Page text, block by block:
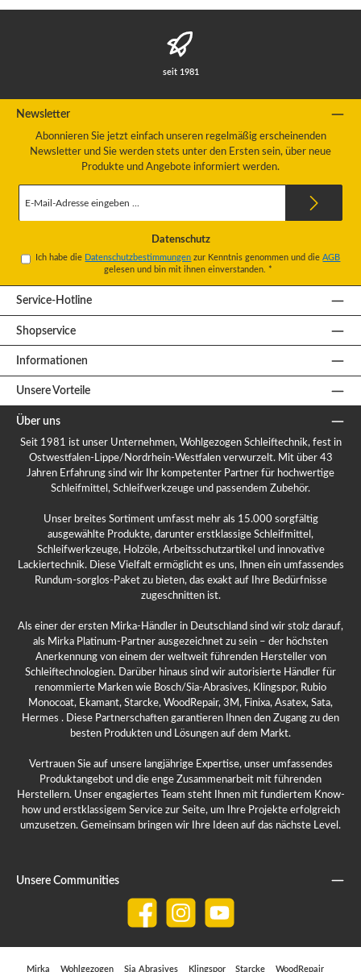
seit 1981
Newsletter
Abonnieren Sie jetzt einfach unseren regelmäßig erscheinenden
Newsletter und Sie werden stets unter den Ersten sein, über neue
Produkte und Angebote informiert werden.
Mail-
Datenschutz
Ich habe die Datenschutzbestimmungen zur Kenntnis genommen und dieAGB
gelesen und bin mit ihnen einverstanden. *
Service-Hotline
Shopservice
Informationen
Unsere Vorteile
Über uns
Seit 1981 ist unser Unternehmen, Wohlgezogen Schleiftechnik, fest in
Ostwestfalen-Lippe/Nordrhein-Westfalen verwurzelt. Mit über 43
Jahren Erfahrung sind wir Ihr kompetenter Partner für hochwertige
Schleifmittel, Schleifwerkzeuge und passendem Zubehör.
Unser breites Sortiment umfasst mehr als 15.000 sorgfältig
ausgewählte Produkte, darunter erstklassige Schleifmittel,
Schleifwerkzeuge, Holzöle, Arbeitsschutzartikel und innovative
Lackiertechnik. Diese Vielfalt ermöglicht es uns, Ihnen ein umfassendes
Rundum-sorglos-Paket zu bieten, das exakt auf Ihre Bedürfnisse
zugeschnitten ist.
Als einer der ersten Mirka-Händler in Deutschland sind wir stolz darauf,
als Mirka Platinum-Partner ausgezeichnet zu sein – der höchsten
Anerkennung von einem der weltweit führenden Hersteller von
Schleiftechnologien. Darüber hinaus sind wir autorisierte Händler für
renommierte Marken wie Bosch/Sia-Abrasives, Klingspor, Rubio
Monocoat, Ekamant, Starcke, WoodRepair, 3M, Finixa, Asatex, Sata,
Hermes . Diese Partnerschaften garantieren Ihnen den Zugang zu den
besten Produkten und Lösungen auf dem Markt.
Vertrauen Sie auf unsere langjährige Expertise, unser umfassendes
Produktangebot und die enge Zusammenarbeit mit führenden
Herstellern. Unser engagiertes Team steht Ihnen mit fundiertem Know-
how und erstklassigem Service zur Seite, um Ihre Projekte erfolgreich
umzusetzen. Gemeinsam bringen wir Ihre Ideen auf das nächste Level.
Unsere Communities
Facebook Instagram YouTube
Mirka Wohlgezogen Sia Abrasives Klingspor Starcke WoodRepair